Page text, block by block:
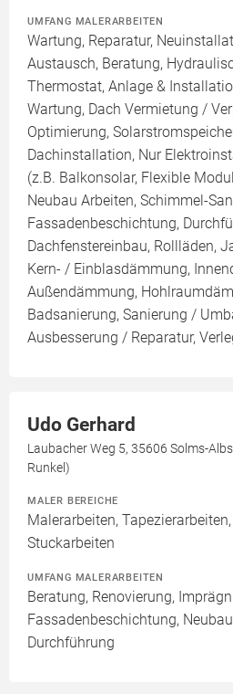
UMFANG MALERARBEITEN
Wartung, Reparatur,
Austausch, Beratung,
Thermostat, Anlage &
Wartung, Dach Vermietung /
Optimierung,
Dachinstallation, Nur
(z.B. Balkonsolar, Flexible
Neubau Arbeiten, Schimmel-
Fassadenbeschichtung,
Dachfenstereinbau, Rollläden,
Kern- / Einblasdämmung,
Außendämmung,
Badsanierung, Sanierung /
Ausbesserung / Reparatur,
Udo Gerhard
Laubacher Weg 5, 35606 Solms-
Runkel)
MALER BEREICHE
Malerarbeiten,
Stuckarbeiten
UMFANG MALERARBEITEN
Beratung, Renovierung,
Fassadenbeschichtung,
Durchführung